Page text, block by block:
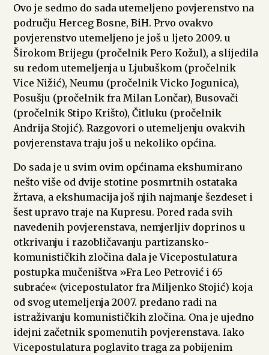
Ovo je sedmo do sada utemeljeno povjerenstvo na
području Herceg Bosne, BiH. Prvo ovakvo
povjerenstvo utemeljeno je još u ljeto 2009. u
Širokom Brijegu (pročelnik Pero Kožul), a slijedila
su redom utemeljenja u Ljubuškom (pročelnik
Vice Nižić), Neumu (pročelnik Vicko Jogunica),
Posušju (pročelnik fra Milan Lončar), Busovači
(pročelnik Stipo Krišto), Čitluku (pročelnik
Andrija Stojić). Razgovori o utemeljenju ovakvih
povjerenstava traju još u nekoliko općina.
Do sada je u svim ovim općinama ekshumirano
nešto više od dvije stotine posmrtnih ostataka
žrtava, a ekshumacija još njih najmanje šezdeset i
šest upravo traje na Kupresu. Pored rada svih
navedenih povjerenstava, nemjerljiv doprinos u
otkrivanju i razobličavanju partizansko-
komunističkih zločina dala je Vicepostulatura
postupka mučeništva »Fra Leo Petrović i 65
subraće« (vicepostulator fra Miljenko Stojić) koja
od svog utemeljenja 2007. predano radi na
istraživanju komunističkih zločina. Ona je ujedno
idejni začetnik spomenutih povjerenstava. Iako
Vicepostulatura poglavito traga za pobijenim